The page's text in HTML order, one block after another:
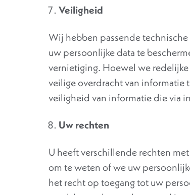
Veiligheid
Wij hebben passende
uw persoonlijke data te
vernietiging. Hoewel we
veilige overdracht van informatie
veiligheid van informatie die via
Uw rechten
U heeft verschillende rechten
om te weten of we uw
het recht op toegang tot uw